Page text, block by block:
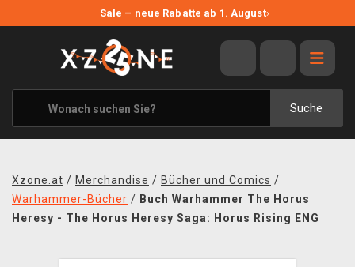
Sale – neue Rabatte ab 1. August›
Suche
ANGEBOTE
ALLE MARKEN
XZONE ORIGINALS
KLEIDUNG & ACCESSOIRES
BÜCHER & COMICS
Xzone.at / Merchandise / Bücher und Comics /
Warhammer-Bücher / Buch Warhammer The Horus
Heresy - The Horus Heresy Saga: Horus Rising ENG